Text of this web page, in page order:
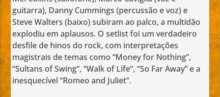
guitarra), Danny Cummings (percussão e voz) e
Steve Walters (baixo) subiram ao palco, a multidão
explodiu em aplausos. O setlist foi um verdadeiro
desfile de hinos do rock, com interpretações
magistrais de temas como “Money for Nothing”,
“Sultans of Swing”, “Walk of Life”, “So Far Away” e a
inesquecível “Romeo and Juliet”.